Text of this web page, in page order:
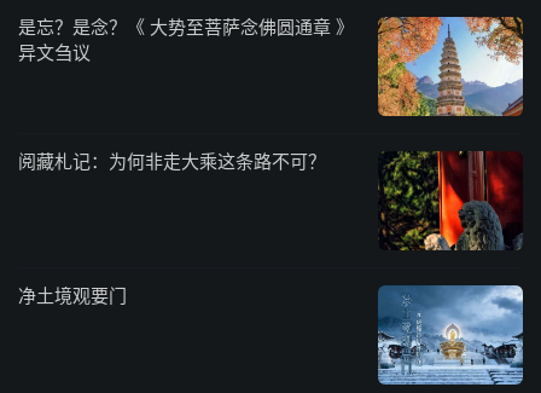
是忘？是念？《 大势至菩萨念佛圆通章 》
异文刍议
阅藏札记：为何非走大乘这条路不可？
净土境观要门